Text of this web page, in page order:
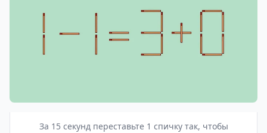
За 15 секунд переставьте 1 спичку так, чтобы